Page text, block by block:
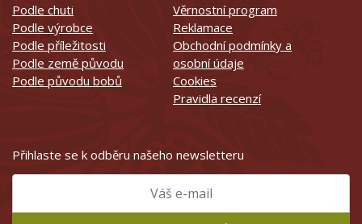
Podle chuti
Podle výrobce
Podle příležitosti
Podle země původu
Podle původu bobů
Věrnostní program
Reklamace
Obchodní podmínky a
osobní údaje
Cookies
Pravidla recenzí
Přihlaste se k odběru našeho newsletteru